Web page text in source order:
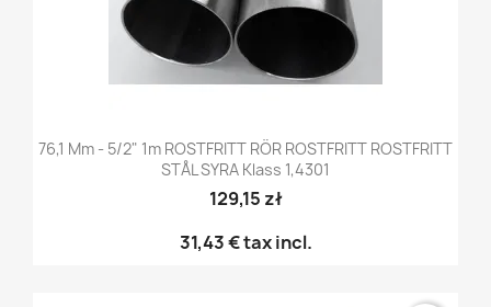
76,1 Mm - 5/2" 1m ROSTFRITT RÖR ROSTFRITT ROSTFRITT
STÅL SYRA Klass 1,4301
129,15 zł
31,43 €tax incl.